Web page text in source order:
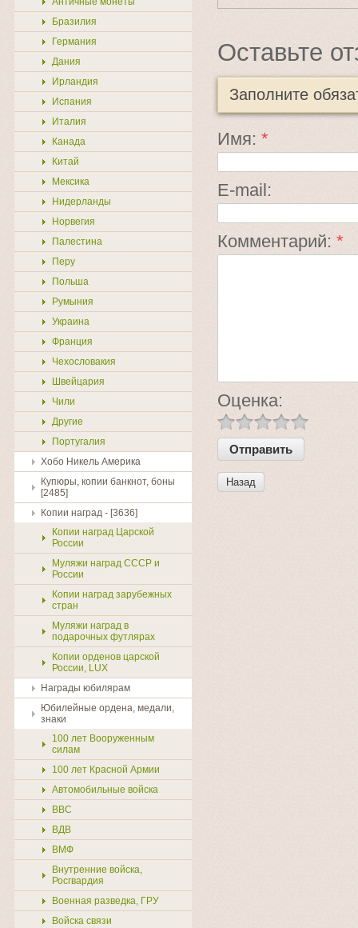
Бразилия
Германия
Дания
Ирландия
Испания
Италия
Канада
Китай
Мексика
Нидерланды
Норвегия
Палестина
Перу
Польша
Румыния
Украина
Франция
Чехословакия
Швейцария
Чили
Другие
Португалия
Хобо Никель Америка
Купюры, копии банкнот, боны
[2485]
Копии наград - [3636]
Копии наград Царской
России
Муляжи наград СССР и
России
Копии наград зарубежных
стран
Муляжи наград в
подарочных футлярах
Копии орденов царской
России, LUX
Награды юбилярам
Юбилейные ордена, медали,
знаки
100 лет Вооруженным
силам
100 лет Красной Армии
Автомобильные войска
ВВС
ВДВ
ВМФ
Внутренние войска,
Росгвардия
Военная разведка, ГРУ
Войска связи
Оставьте
Заполните
Имя: *
E-mail:
Комментарий: *
Оценка:
Назад